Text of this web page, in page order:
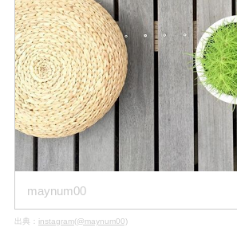
maynum00
出典： instagram(@maynum00)